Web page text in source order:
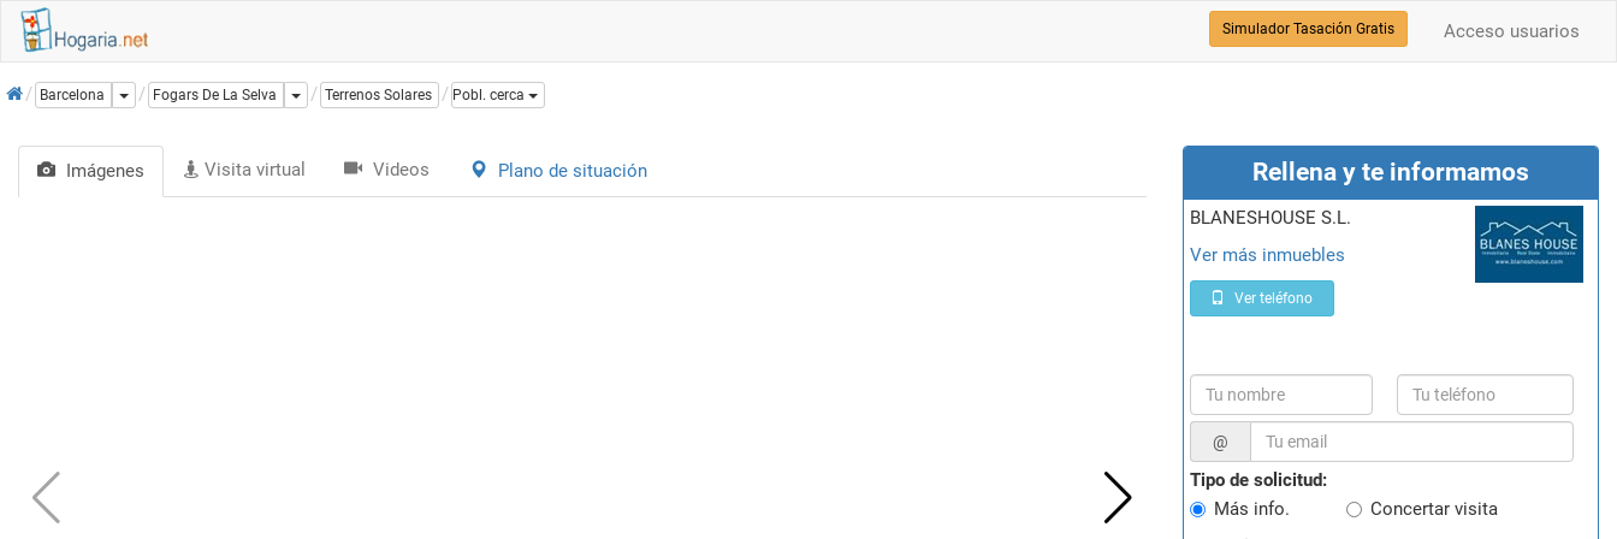
Acceso usuarios
Simulador Tasación Gratis
InicioBarcelona Dropdown
Fogars De La Selva Dropdown
Terrenos Solares Pobl. cerca
Imágenes Visita virtual Videos Plano de situación Rellena y te informamos
BLANESHOUSE S.L.
Ver más inmuebles
Ver teléfono
@
Tipo de solicitud:
Más info.
Concertar visita